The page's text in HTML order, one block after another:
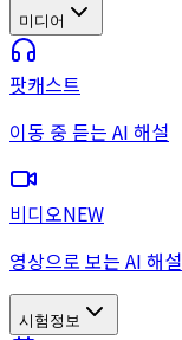
미디어
팟캐스트
이동 중 듣는 AI 해설
비디오NEW
영상으로 보는 AI 해설
시험정보